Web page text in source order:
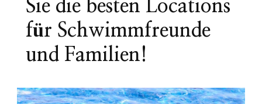
Sie die besten Locations
für Schwimmfreunde
und Familien!